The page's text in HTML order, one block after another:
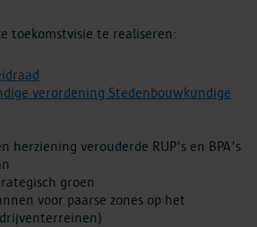
toekomstvisie te realiseren:
verordening Stedenbouwkundige
herziening verouderde RUP's en BPA's
groen
voor paarse zones op het